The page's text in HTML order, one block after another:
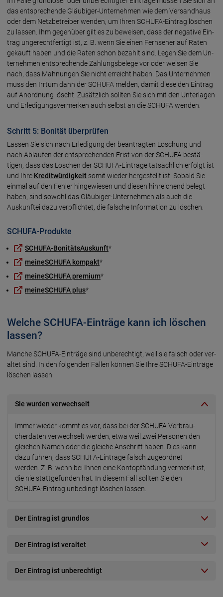
das ent­sprech­ende Gläubiger-Unter­nehmen wie dem Ver­sand­haus
oder dem Netz­be­treiber wen­den, um Ih­ren SCHUFA-Ein­trag löschen
zu lassen. Ihm ge­gen­über gilt es zu be­weisen, dass der nega­tive Ein­
trag un­ge­recht­fer­tigt ist, z. B. wenn Sie einen Fern­seher auf Ra­ten
ge­kauft haben und die Ra­ten schon be­zahlt sind. Legen Sie dem Un­
ter­nehmen ent­spre­chen­de Zah­lungs­be­lege vor oder wei­sen Sie
nach, dass Mah­nungen Sie nicht er­reicht haben. Das Un­ter­nehmen
muss den Irr­tum dann der SCHUFA melden, damit diese den Ein­trag
auf An­ord­nung löscht. Zu­sätz­lich sollten Sie sich mit den Un­ter­lagen
und Er­le­di­gungs­ver­merken auch selbst an die SCHUFA wenden.
Schritt 5: Bonität überprüfen
Lassen Sie sich nach Erledigung der be­an­trag­ten Lö­schung und
nach Ab­laufen der ent­spre­chen­den Frist von der SCHUFA be­stä­
tigen, dass das Lö­schen der SCHUFA-Ein­träge tat­säch­lich er­folgt ist
und Ihre Kre­dit­wür­dig­keit somit wieder her­ge­stellt ist. So­bald Sie
ein­mal auf den Feh­ler hin­ge­wie­sen und die­sen hin­rei­chend be­legt
haben, sind sowohl das Gläu­bi­ger-Un­ter­nehmen als auch die
Auskunftei dazu ver­pflich­tet, die fal­sche In­for­ma­tion zu löschen.
SCHUFA-Produkte
SCHUFA-BonitätsAuskunft*
meineSCHUFA kompakt*
meineSCHUFA premium*
meineSCHUFA plus*
Welche SCHUFA-Einträge kann ich löschen
lassen?
Manche SCHUFA-Einträge sind un­be­rech­tigt, weil sie falsch oder ver­
al­tet sind. In den fol­gen­den Fäl­len können Sie Ihre SCHUFA-Ein­träge
lö­schen lassen.
Sie wurden verwechselt
Immer wieder kommt es vor, dass bei der SCHUFA Ver­brau­
cher­daten ver­wech­selt werden, etwa weil zwei Per­so­nen den
glei­chen Na­men oder die glei­che An­schrift haben. Dies kann
dazu füh­ren, dass SCHUFA-Einträge falsch zu­ge­ord­net
werden. Z. B. wenn bei Ihnen eine Kon­to­pfän­dung ver­merkt ist,
die nie statt­ge­fun­den hat. In diesem Fall soll­ten Sie den
SCHUFA-Eintrag un­be­dingt lö­schen lassen.
Der Eintrag ist grundlos
Der Eintrag ist veraltet
Der Eintrag ist unberechtigt